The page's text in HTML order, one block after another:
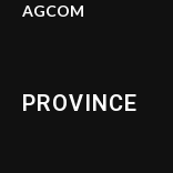
AGCOM
PROVINCE